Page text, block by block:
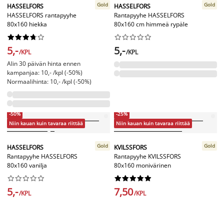
HASSELFORS
HASSELFORS rantapyyhe
80x160 hiekka
Gold






5,-/KPL
Alin 30 päivän hinta ennen
kampanjaa: 10,- /kpl (-50%)
Normaalihinta: 10,- /kpl (-50%)
HASSELFORS
Rantapyyhe HASSELFORS
80x160 cm himmeä rypäle
Gold






5,-/KPL
-50%
Niin kauan kuin tavaraa riittää
HASSELFORS
Rantapyyhe HASSELFORS
80x160 vanilja
Gold






5,-/KPL
-25%
Niin kauan kuin tavaraa riittää
KVILSSFORS
Rantapyyhe KVILSSFORS
80x160 monivärinen
Gold






7,50/KPL